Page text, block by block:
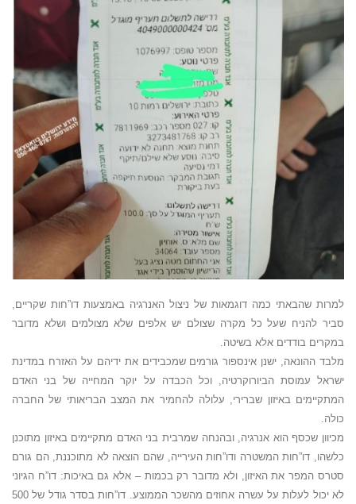
למרות שהבאתי כמה דוגמאות של ניצול האנרגיה באמצעות דו”חות שקריים,
סביר להניח שעל כל מקרה שצולם יש אלפים שלא מצולמים ושלא מדובר
במקרים בודדים אלא בשיטה.
מלבד ההונאה, ישנן אינספור גורמים שמכבידים את ידיהם על האזרח במדינת
ישראל עמוסת הביורוקרטיה, וכל הכבדה על יוקר המחייה של בני האדם
המתקיימים באיזון שברירי, עלולה להחמיר את המצב הבריאותי של החברה
כולה.
מכיוון שכסף הוא אנרגיה, ובהנחה שמרבית בני האדם מתקיימים באיזון מתוכנן
כלשהו, דו”חות המשטרה ודו”חות העירייה, שהם הוצאה לא מתוכננת, הם גורם
סטרס המפר את האיזון, ולא מדובר רק בכמות – אלא גם באיכות: דו”ח הגיוני
לא יכול לעלות על עשרה אחוזים מהשכר הממוצע. דו”חות בסדר גודל של 500